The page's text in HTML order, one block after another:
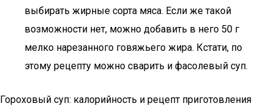
выбирать жирные сорта мяса. Если же такой
возможности нет, можно добавить в него 50 г
мелко нарезанного говяжьего жира. Кстати, по
этому рецепту можно сварить и фасолевый суп.
Гороховый суп: калорийность и рецепт приготовления